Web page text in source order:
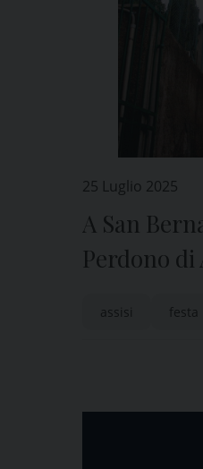
25 Luglio 2025
A San
Perdono di
assisi festa